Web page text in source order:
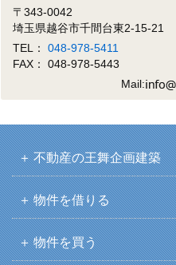
〒343-0042
埼玉県越谷市千間台東2-15-21
TEL：048-978-5411
FAX： 048-978-5443
Mail:
不動産の王舞企画建築
物件を借りる
物件を買う